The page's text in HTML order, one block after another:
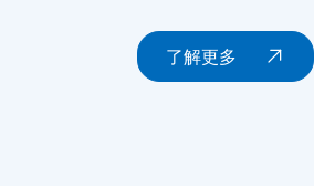
了解更多